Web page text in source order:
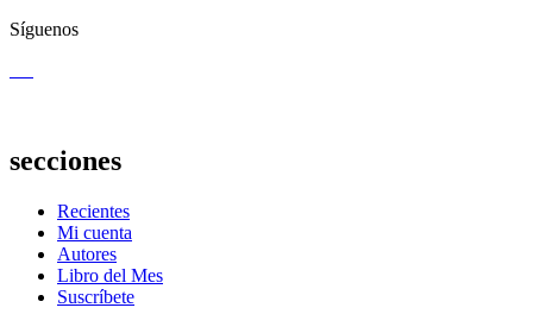
Síguenos
secciones
Recientes
Mi cuenta
Autores
Libro del Mes
Suscríbete